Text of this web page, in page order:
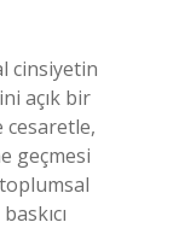
cinsiyetin
açık bir
cesaretle,
geçmesi